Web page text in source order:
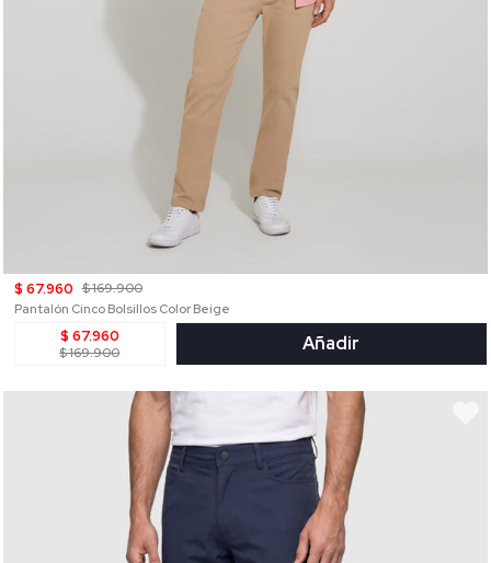
$ 67.960 $ 169.900
Pantalón Cinco Bolsillos Color Beige
$ 67.960
$ 169.900 Añadir